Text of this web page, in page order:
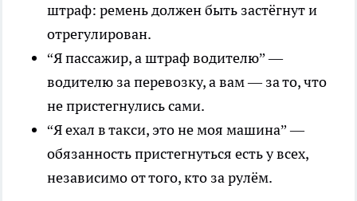
штраф: ремень должен быть застёгнут и
отрегулирован.
“Я пассажир, а штраф водителю” —
водителю за перевозку, а вам — за то, что
не пристегнулись сами.
“Я ехал в такси, это не моя машина” —
обязанность пристегнуться есть у всех,
независимо от того, кто за рулём.